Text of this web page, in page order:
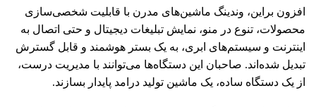
افزون براین، وندینگ ماشین‌های مدرن با قابلیت شخصی‌سازی
محصولات، تنوع در منو، نمایش تبلیغات دیجیتال و حتی اتصال به
اینترنت و سیستم‌های ابری، به یک بستر هوشمند و قابل گسترش
تبدیل شده‌اند. صاحبان این دستگاه‌ها می‌توانند با مدیریت درست،
از یک دستگاه ساده، یک ماشین تولید درامد پایدار بسازند.